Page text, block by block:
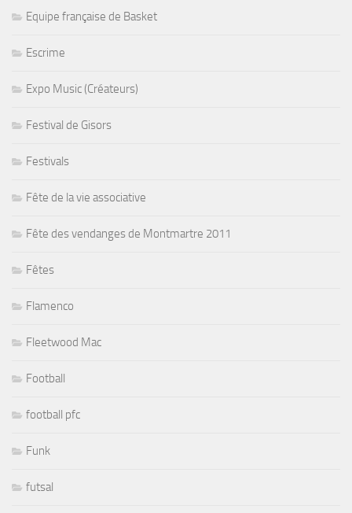
Equipe française de Basket
Escrime
Expo Music (Créateurs)
Festival de Gisors
Festivals
Fête de la vie associative
Fête des vendanges de Montmartre 2011
Fêtes
Flamenco
Fleetwood Mac
Football
football pfc
Funk
futsal